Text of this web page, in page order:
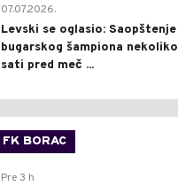
07.07.2026.
Levski se oglasio: Saopštenje
bugarskog šampiona nekoliko
sati pred meč ...
FK BORAC
Pre 3 h